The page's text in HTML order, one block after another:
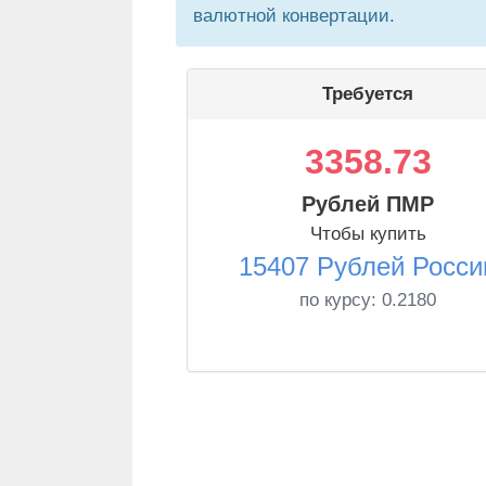
валютной конвертации.
Требуется
3358.73
Рублей ПМР
Чтобы купить
15407 Рублей
по курсу: 0.2180